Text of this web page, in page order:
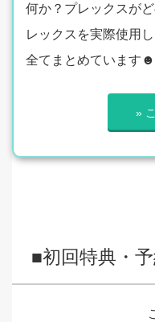
何か？プレックスが
レックスを実際使用
全てまとめています☻
»
■初回特典・